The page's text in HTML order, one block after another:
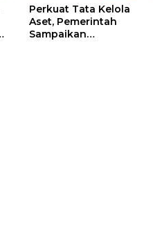
Perkuat Tata Kelola
Aset, Pemerintah
Sampaikan